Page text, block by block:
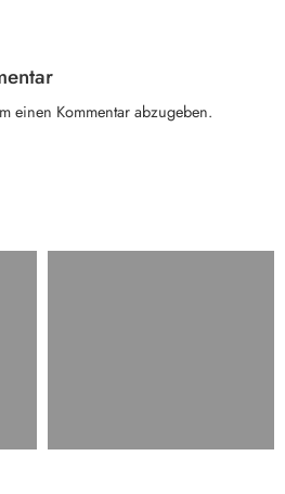
einen Kommentar abzugeben.